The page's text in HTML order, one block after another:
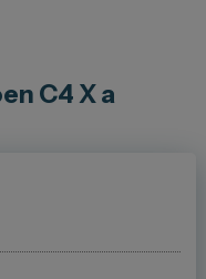
C4 X a